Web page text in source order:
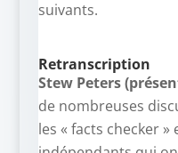
suivants.
Retranscription
Stew Peters
de nombreuses
les « facts checker